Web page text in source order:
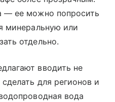
— ее можно попросить
минеральную или
отдельно.
вводить не
для регионов и
вода